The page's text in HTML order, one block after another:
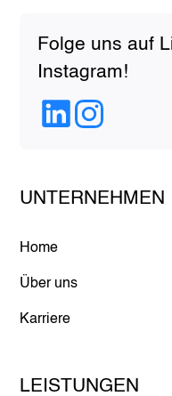
Folge uns auf
Instagram!
UNTERNEHMEN
Home
Über uns
Karriere
LEISTUNGEN